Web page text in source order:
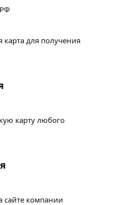
для получения
карту любого
сайте компании